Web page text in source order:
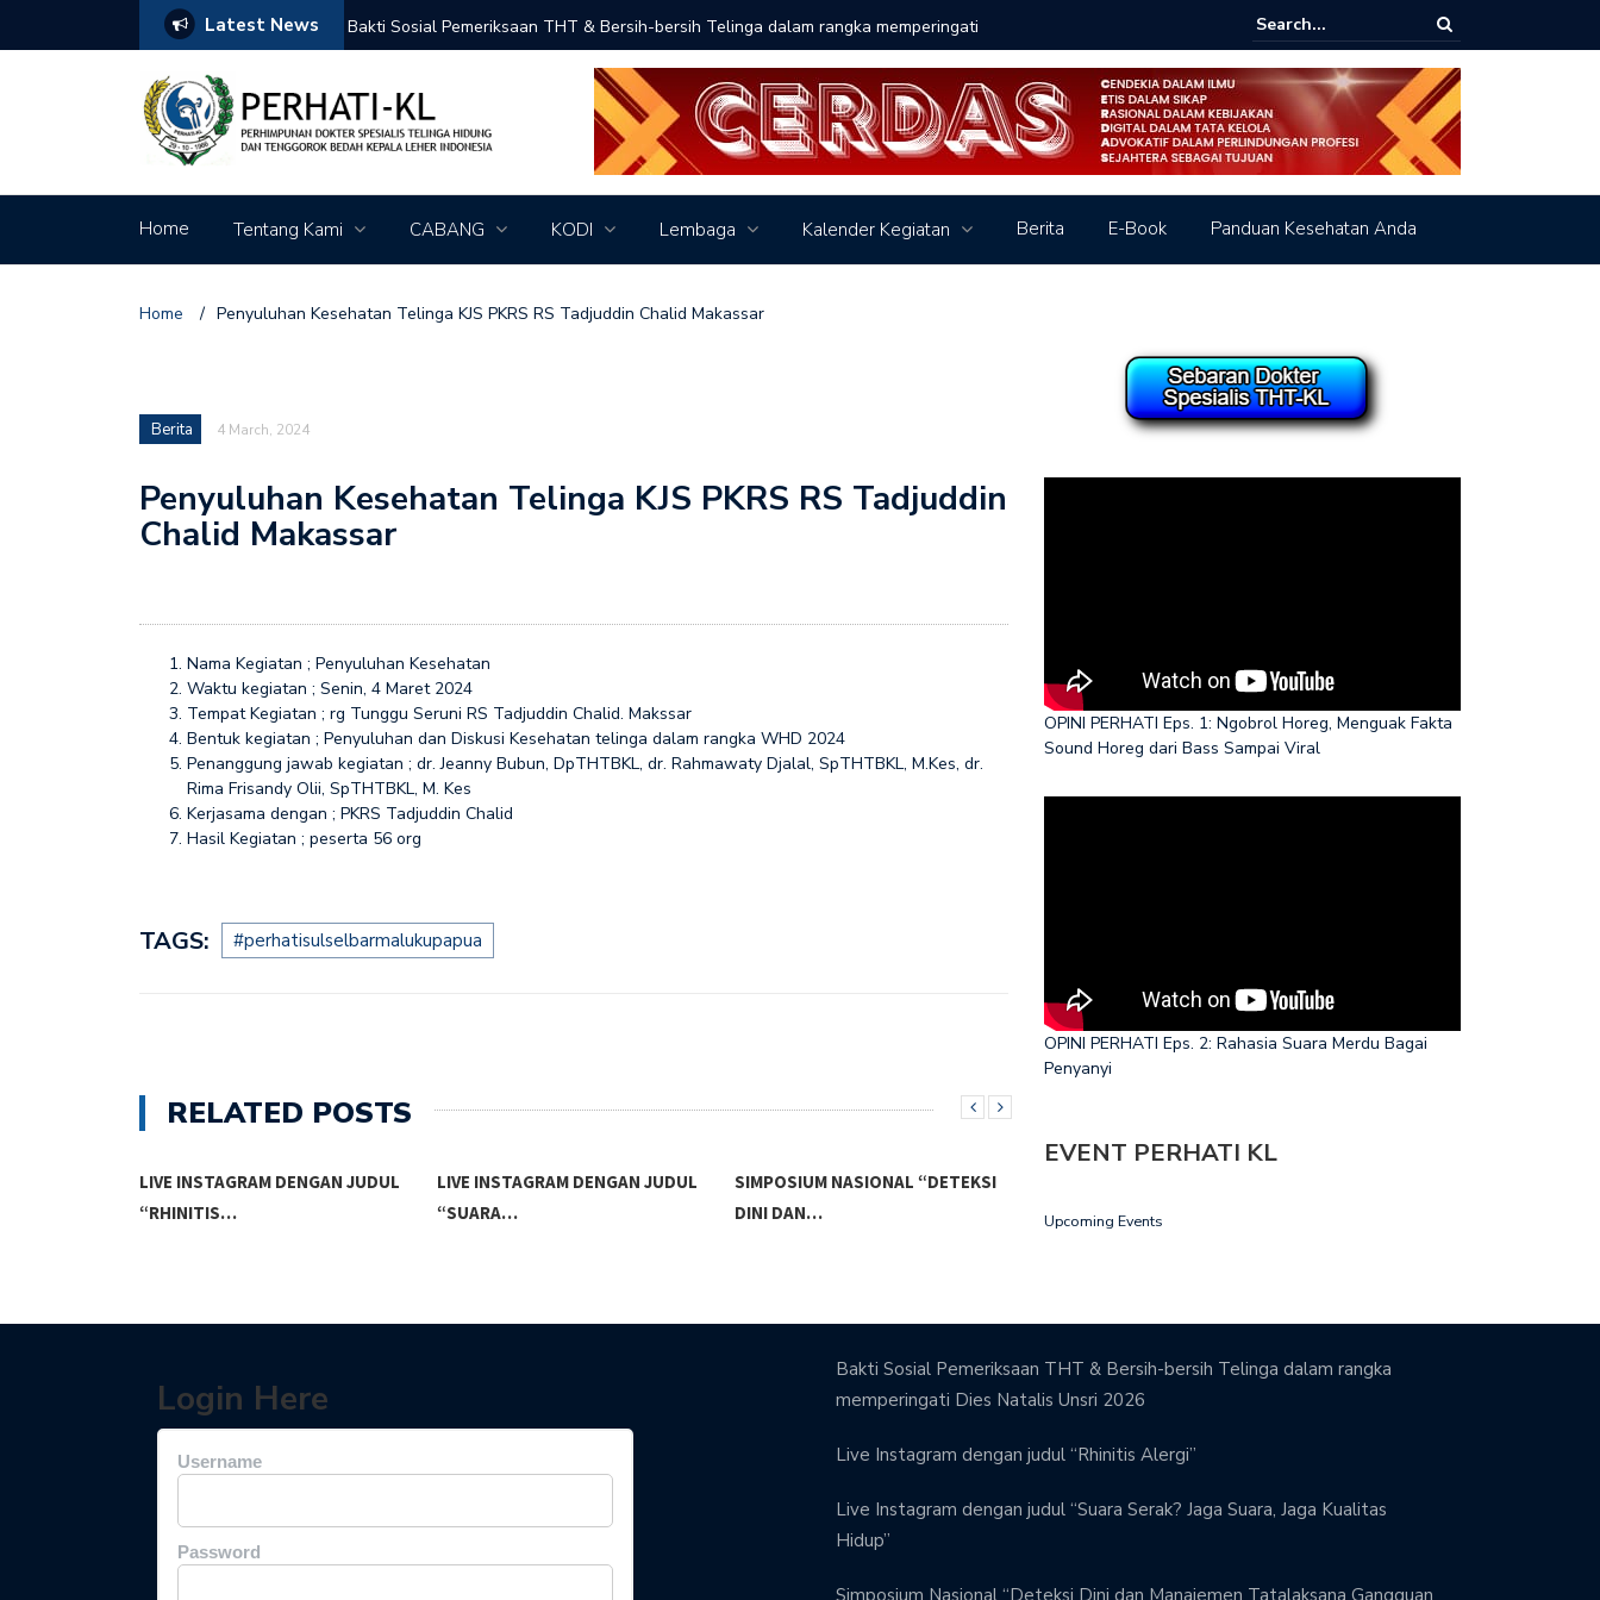
Latest News
Bakti Sosial Pemeriksaan THT & Bersih-bersih Telinga dalam rangka memperingati
Dies Natalis Unsri 2026
Live Instagram dengan judul “Rhinitis Alergi”
Home Tentang Kami CABANG KODI Lembaga Kalender Kegiatan Berita E-Book Panduan Kesehatan Anda
Home / Penyuluhan Kesehatan Telinga KJS PKRS RS Tadjuddin Chalid Makassar
Berita 4 March, 2024
Penyuluhan Kesehatan Telinga KJS PKRS RS Tadjuddin
Chalid Makassar
Nama Kegiatan ; Penyuluhan Kesehatan
Waktu kegiatan ; Senin, 4 Maret 2024
Tempat Kegiatan ; rg Tunggu Seruni RS Tadjuddin Chalid. Makssar
Bentuk kegiatan ; Penyuluhan dan Diskusi Kesehatan telinga dalam rangka WHD 2024
Penanggung jawab kegiatan ; dr. Jeanny Bubun, DpTHTBKL, dr. Rahmawaty Djalal, SpTHTBKL, M.Kes, dr.
Rima Frisandy Olii, SpTHTBKL, M. Kes
Kerjasama dengan ; PKRS Tadjuddin Chalid
Hasil Kegiatan ; peserta 56 org
TAGS: #perhatisulselbarmalukupapua
RELATED POSTS
LIVE INSTAGRAM DENGAN JUDUL
“RHINITIS…
LIVE INSTAGRAM DENGAN JUDUL
“SUARA…
SIMPOSIUM NASIONAL “DETEKSI
DINI DAN…
WORLD CANCER…
OPINI PERHATI Eps. 1: Ngobrol Horeg, Menguak Fakta
Sound Horeg dari Bass Sampai Viral
OPINI PERHATI Eps. 2: Rahasia Suara Merdu Bagai
Penyanyi
EVENT PERHATI KL
Upcoming Events
Login Here
Username
Password
Bakti Sosial Pemeriksaan THT & Bersih-bersih Telinga dalam rangka
memperingati Dies Natalis Unsri 2026
Live Instagram dengan judul “Rhinitis Alergi”
Live Instagram dengan judul “Suara Serak? Jaga Suara, Jaga Kualitas
Hidup”